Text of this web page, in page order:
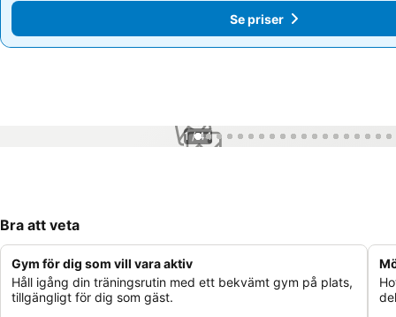
Se priser
1 / 44
Bra att veta
Gym för dig som vill vara aktiv
Håll igång din träningsrutin med ett bekvämt gym på plats,
tillgängligt för dig som gäst.